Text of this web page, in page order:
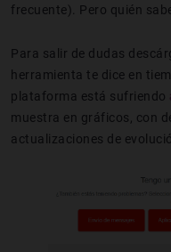
frecuente). Pero quién
Para salir de dudas
herramienta te dice en
plataforma está sufriendo
muestra en gráficos, con
actualizaciones de